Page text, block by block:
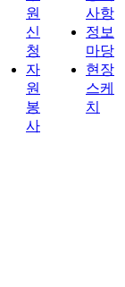
원
신
청
자
원
봉
사
사항
정보
마당
현장
스케
치